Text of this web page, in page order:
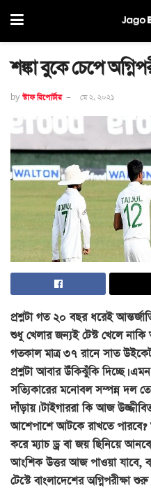
শঙ্কা বুকে চেপে
by স্টাফ রিপোর্টার মে ২, ২০২১
প্রশ্নটা গত ২০ বছর ধরেই
শুধু খেলার জন্যই টেস্ট খেলে
গতকাল মাত্র ৩৭ রানে সাত
প্রশ্নটা আবার উঁকিঝুঁকি দিচ্ছে।
সত্যিকারের মনোবল সম্পন্ন দল
দাঁড়ায়। টাইগাররা কি আজ
আশেপাশে আটকে রাখতে পারবে?
করে ম্যাচ ড্র বা জয় ছিনিয়ে
আংশিক উত্তর আজ পাওয়া যাবে,
টেস্টে বাংলাদেশের অগ্নিপরীক্ষা